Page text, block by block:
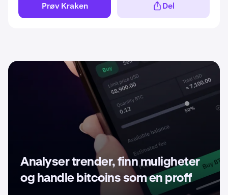
Prøv Kraken Del
Analyser trender, finn muligheter
og handle bitcoins som en proff